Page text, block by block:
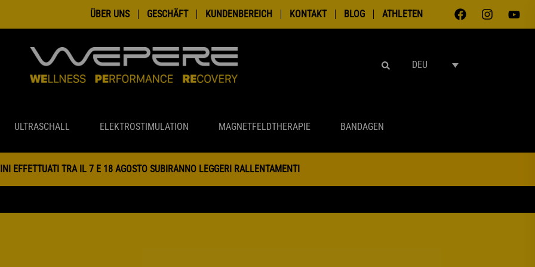
ÜBER UNS GESCHÄFT KUNDENBEREICH KONTAKT BLOG ATHLETEN
SUCHEN DEU
ULTRASCHALL ELEKTROSTIMULATION MAGNETFELDTHERAPIE BANDAGEN
EFFETTUATI TRA IL 7 E 18 AGOSTO SUBIRANNO LEGGERI RALLENTAMENTI